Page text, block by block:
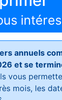
annuels
et se
vous
mois, les